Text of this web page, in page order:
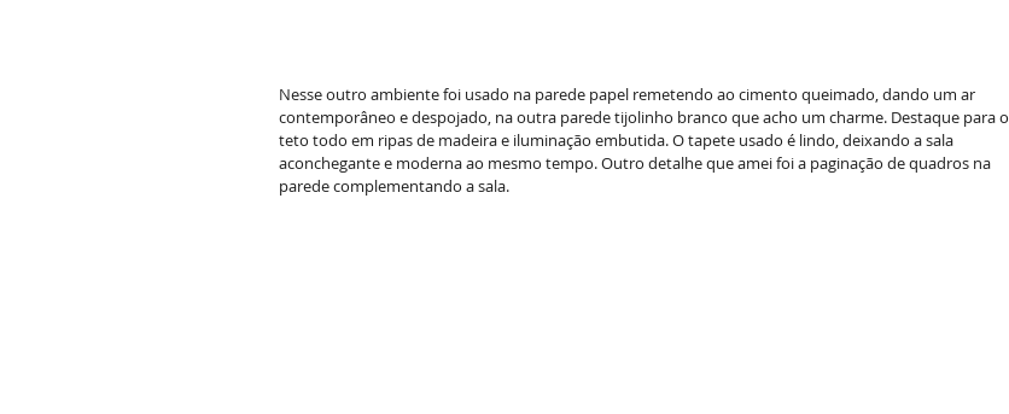
Nesse outro ambiente foi usado na parede papel remetendo ao cimento queimado, dando um ar
contemporâneo e despojado, na outra parede tijolinho branco que acho um charme. Destaque para o
teto todo em ripas de madeira e iluminação embutida. O tapete usado é lindo, deixando a sala
aconchegante e moderna ao mesmo tempo. Outro detalhe que amei foi a paginação de quadros na
parede complementando a sala.